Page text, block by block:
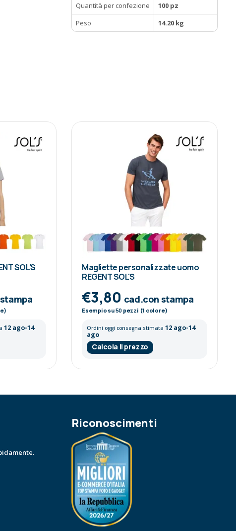
Quantità per confezione
100 pz
Peso
14.20 kg
SOL'S
12 ago-14
Magliette personalizzate uomo
REGENT SOL'S
€3,80 cad.con stampa
Esempio su50 pezzi (1 colore)
Ordini oggi consegna stimata 12 ago-14
ago
Calcola il prezzo
Riconoscimenti